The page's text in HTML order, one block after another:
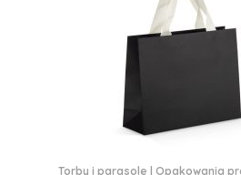
Torby i parasole Opakowania